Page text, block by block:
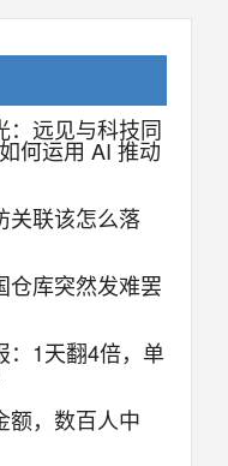
：远见与科技同
何运用 AI 推动
关联该怎么落
仓库突然发难罢
：1天翻4倍，单
额，数百人中